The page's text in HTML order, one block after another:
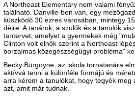
A Northeast Elementary nem valami
található. Danville-ben van, egy
küszködő 30 ezres városában, mintegy
délre. A tanárok, a szülők és a tanulók
tantervet, amelyet a gyermekek még
Clinton volt elnök szerint a Northeast
borzalmas közegészségügyi probléma"
Becky Burgoyne, az iskola tornatanára
aktívvá tenni a különféle formájú és
arra kérem a tanulókat, hogy tegyék meg
azt, amit már tudnak.”